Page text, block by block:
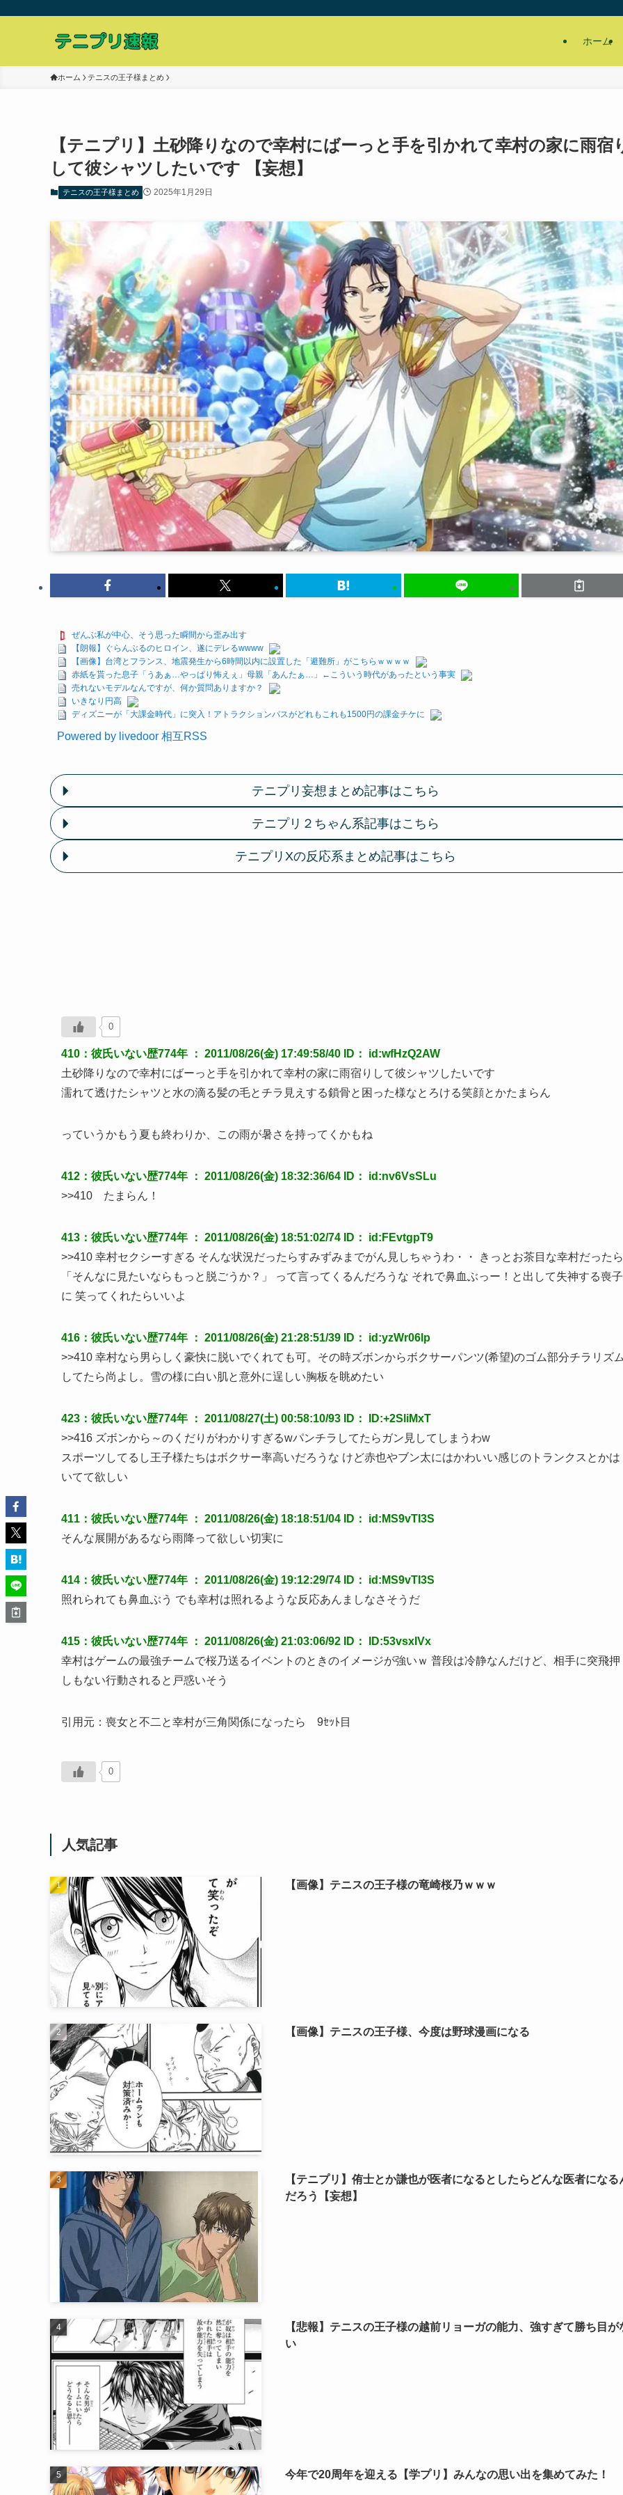
ホーム
ホーム テニスの王子様まとめ
【テニプリ】土砂降りなので幸村にばーっと手を引かれて幸村の家に雨宿
して彼シャツしたいです 【妄想】
テニスの王子様まとめ 2025年1月29日
ぜんぶ私が中心、そう思った瞬間から歪み出す
【朗報】ぐらんぶるのヒロイン、遂にデレるwwww
【画像】台湾とフランス、地震発生から6時間以内に設置した「避難所」がこちらｗｗｗｗ
赤紙を貰った息子「うあぁ…やっぱり怖えぇ」母親「あんたぁ…」←こういう時代があったという事実
売れないモデルなんですが、何か質問ありますか？
いきなり円高
ディズニーが「大課金時代」に突入！アトラクションパスがどれもこれも1500円の課金チケに
Powered by livedoor 相互RSS
テニプリ妄想まとめ記事はこちら
テニプリ２ちゃん系記事はこちら
テニプリXの反応系まとめ記事はこちら
0
410：彼氏いない歴774年 ： 2011/08/26(金) 17:49:58/40 ID： id:wfHzQ2AW
土砂降りなので幸村にばーっと手を引かれて幸村の家に雨宿りして彼シャツしたいです
濡れて透けたシャツと水の滴る髪の毛とチラ見えする鎖骨と困った様なとろける笑顔とかたまらん
っていうかもう夏も終わりか、この雨が暑さを持ってくかもね
412：彼氏いない歴774年 ： 2011/08/26(金) 18:32:36/64 ID： id:nv6VsSLu
>>410 たまらん！
413：彼氏いない歴774年 ： 2011/08/26(金) 18:51:02/74 ID： id:FEvtgpT9
>>410 幸村セクシーすぎる そんな状況だったらすみずみまでがん見しちゃうわ・・ きっとお茶目な幸村だったら
「そんなに見たいならもっと脱ごうか？」 って言ってくるんだろうな それで鼻血ぶっー！と出して失神する喪子
に 笑ってくれたらいいよ
416：彼氏いない歴774年 ： 2011/08/26(金) 21:28:51/39 ID： id:yzWr06lp
>>410 幸村なら男らしく豪快に脱いでくれても可。その時ズボンからボクサーパンツ(希望)のゴム部分チラリズ
してたら尚よし。雪の様に白い肌と意外に逞しい胸板を眺めたい
423：彼氏いない歴774年 ： 2011/08/27(土) 00:58:10/93 ID： ID:+2SliMxT
>>416 ズボンから～のくだりがわかりすぎるwパンチラしてたらガン見してしまうわw
スポーツしてるし王子様たちはボクサー率高いだろうな けど赤也やブン太にはかわいい感じのトランクスとかは
いてて欲しい
411：彼氏いない歴774年 ： 2011/08/26(金) 18:18:51/04 ID： id:MS9vTI3S
そんな展開があるなら雨降って欲しい切実に
414：彼氏いない歴774年 ： 2011/08/26(金) 19:12:29/74 ID： id:MS9vTI3S
照れられても鼻血ぶう でも幸村は照れるような反応あんましなさそうだ
415：彼氏いない歴774年 ： 2011/08/26(金) 21:03:06/92 ID： ID:53vsxIVx
幸村はゲームの最強チームで桜乃送るイベントのときのイメージが強いｗ 普段は冷静なんだけど、相手に突飛押
しもない行動されると戸惑いそう
引用元：喪女と不二と幸村が三角関係になったら 9ｾｯﾄ目
0
人気記事
【画像】テニスの王子様の竜崎桜乃ｗｗｗ
【画像】テニスの王子様、今度は野球漫画になる
【テニプリ】侑士とか謙也が医者になるとしたらどんな医者になる
だろう【妄想】
【悲報】テニスの王子様の越前リョーガの能力、強すぎて勝ち目が
い
今年で20周年を迎える【学プリ】みんなの思い出を集めてみた！